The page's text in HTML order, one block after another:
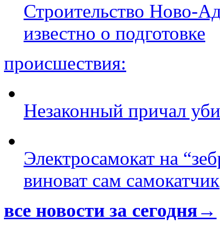
Строительство Ново-
известно о подготовке
происшествия:
Незаконный причал
Электросамокат на
виноват сам самокатчик
все новости за сегодня→